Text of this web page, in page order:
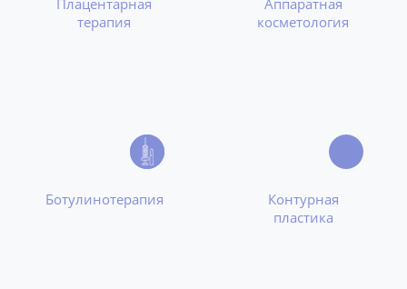
Плацентарная
терапия
Аппаратная
косметология
Ботулинотерапия
Контурная
пластика